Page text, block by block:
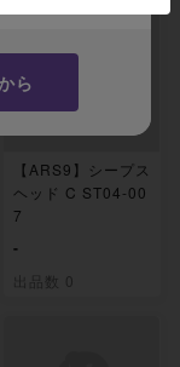
【ARS9】シープス
ヘッド C ST04-00
7
-
出品数 0
ら